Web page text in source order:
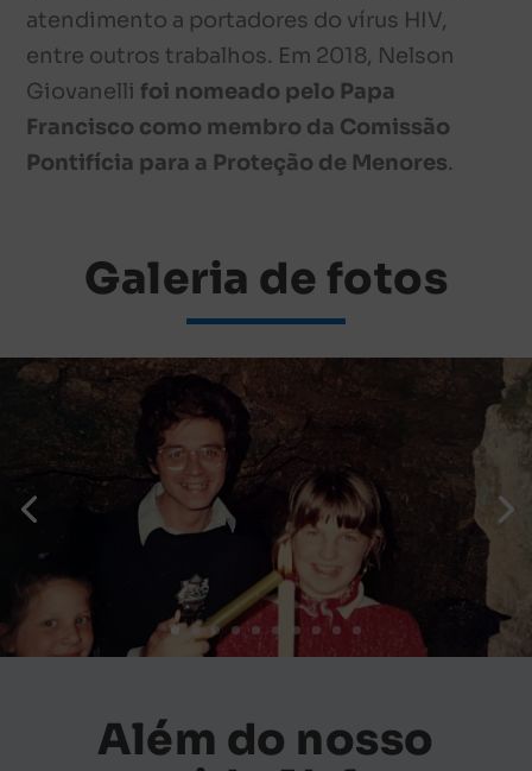
atendimento a portadores do vírus HIV,
entre outros trabalhos. Em 2018, Nelson
Giovanellifoi nomeado pelo Papa
Francisco como membro da Comissão
Pontifícia para a Proteção de Menores.
Galeria de fotos
Além do nosso